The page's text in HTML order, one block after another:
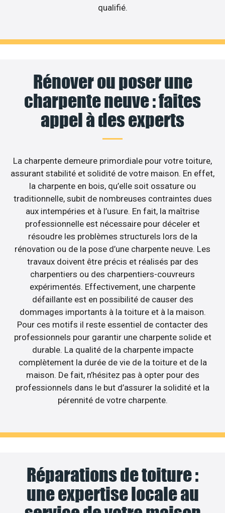
qualifié.
Rénover ou poser une
charpente neuve : faites
appel à des experts
La charpente demeure primordiale pour votre toiture,
assurant stabilité et solidité de votre maison. En effet,
la charpente en bois, qu’elle soit ossature ou
traditionnelle, subit de nombreuses contraintes dues
aux intempéries et à l’usure. En fait, la maîtrise
professionnelle est nécessaire pour déceler et
résoudre les problèmes structurels lors de la
rénovation ou de la pose d’une charpente neuve. Les
travaux doivent être précis et réalisés par des
charpentiers ou des charpentiers-couvreurs
expérimentés. Effectivement, une charpente
défaillante est en possibilité de causer des
dommages importants à la toiture et à la maison.
Pour ces motifs il reste essentiel de contacter des
professionnels pour garantir une charpente solide et
durable. La qualité de la charpente impacte
complètement la durée de vie de la toiture et de la
maison. De fait, n’hésitez pas à opter pour des
professionnels dans le but d’assurer la solidité et la
pérennité de votre charpente.
Réparations de toiture :
une expertise locale au